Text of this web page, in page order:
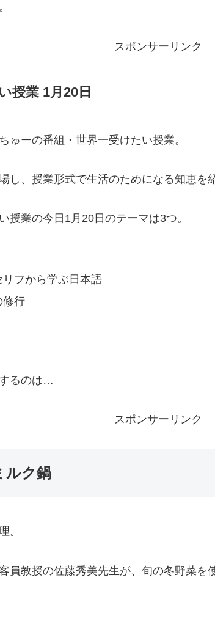
スポンサーリンク
授業 1月20日
ゅーの番組・世界一受けたい授業。
し、授業形式で生活のためになる知恵を
授業の今日1月20日のテーマは3つ。
フから学ぶ日本語
修行
るのは…
スポンサーリンク
ルク鍋
。
員教授の佐藤秀美先生が、旬の冬野菜を